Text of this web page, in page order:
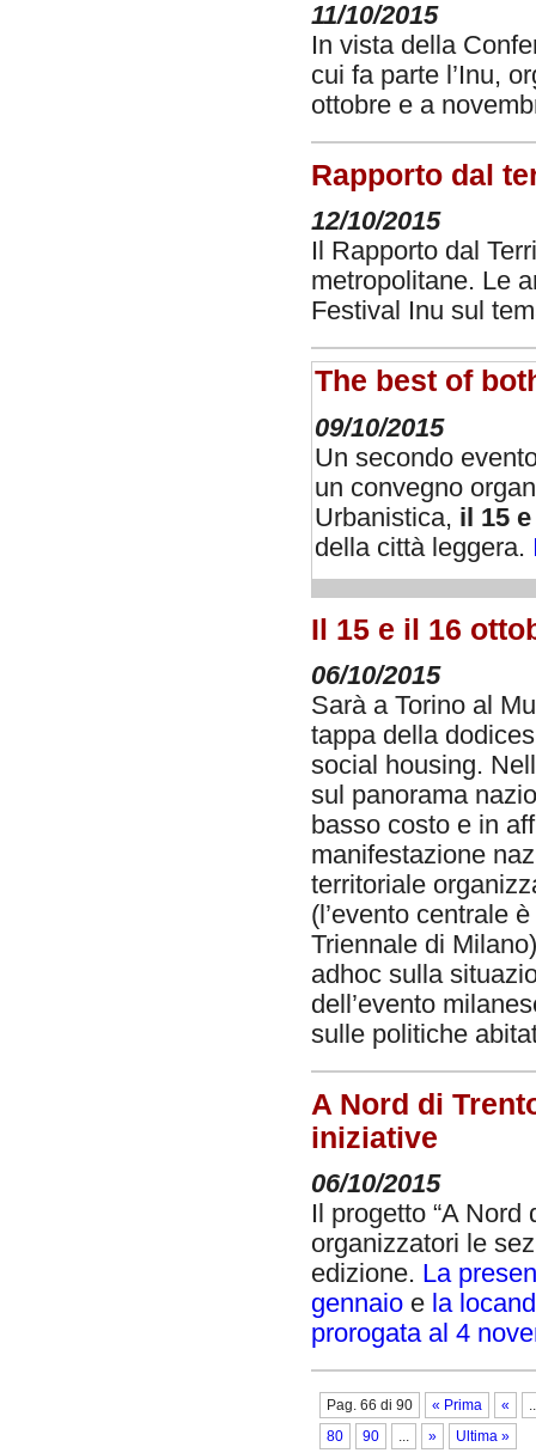
11/10/2015
In vista della
cui fa parte l’Inu,
ottobre e a
Rapporto dal
12/10/2015
Il Rapporto dal
metropolitane. Le
Festival Inu sul
The best of
09/10/2015
Un secondo
un convegno
Urbanistica, il 15
della città leggera.
Il 15 e il 16
06/10/2015
Sarà a Torino al
tappa della
social housing.
sul panorama
basso costo e in
manifestazione
territoriale
(l’evento centrale
Triennale di
adhoc sulla
dell’evento
sulle politiche
A Nord di
iniziative
06/10/2015
Il progetto “A
organizzatori le
edizione. La
gennaio e la
prorogata al 4
Pag. 66 di 90 « Prima «
80
90 ... » Ultima »